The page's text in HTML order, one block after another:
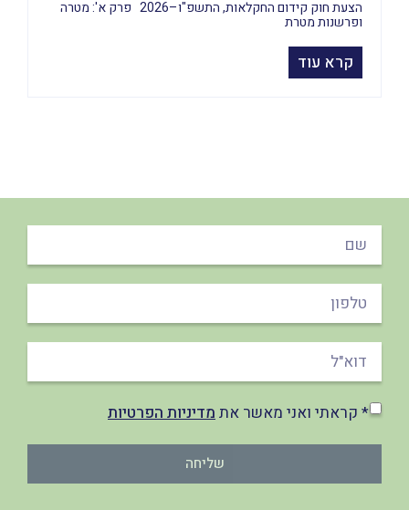
הצעת חוק קידום החקלאות, התשפ"ו–2026 פרק א': מטרה
ופרשנות מטרת
קרא עוד
* קראתי ואני מאשר אתמדיניות הפרטיות
שליחה